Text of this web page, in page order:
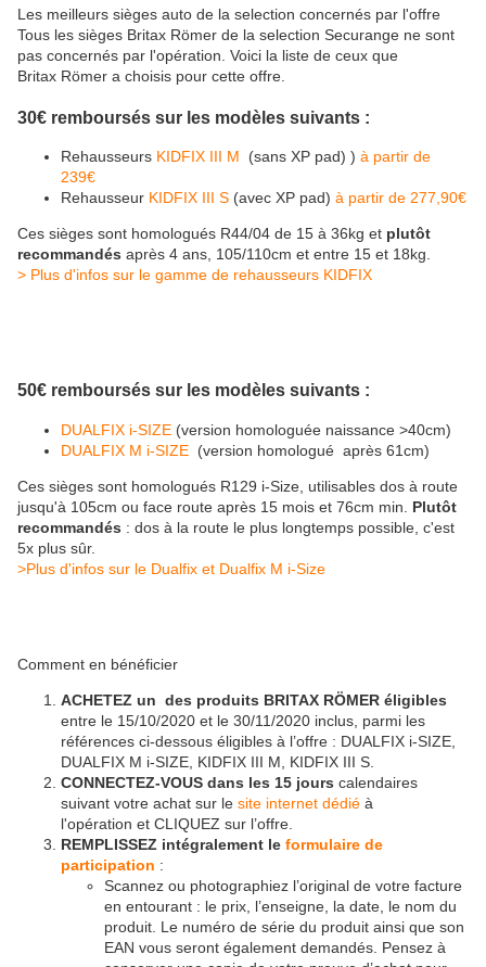
Les meilleurs sièges auto de la selection concernés par l'offre
Tous les sièges Britax Römer de la selection Securange ne sont
pas concernés par l'opération. Voici la liste de ceux que
Britax Römer a choisis pour cette offre.
30€ remboursés sur les modèles suivants :
Rehausseurs KIDFIX III M (sans XP pad) ) à partir de
239€
Rehausseur KIDFIX III S (avec XP pad) à partir de 277,90€
Ces sièges sont homologués R44/04 de 15 à 36kg et plutôt
recommandés après 4 ans, 105/110cm et entre 15 et 18kg.
> Plus d'infos sur le gamme de rehausseurs KIDFIX
50€ remboursés sur les modèles suivants :
DUALFIX i-SIZE (version homologuée naissance >40cm)
DUALFIX M i-SIZE (version homologué après 61cm)
Ces sièges sont homologués R129 i-Size, utilisables dos à route
jusqu'à 105cm ou face route après 15 mois et 76cm min. Plutôt
recommandés : dos à la route le plus longtemps possible, c'est
5x plus sûr.
>Plus d'infos sur le Dualfix et Dualfix M i-Size
Comment en bénéficier
ACHETEZ un des produits BRITAX RÖMER éligibles
entre le 15/10/2020 et le 30/11/2020 inclus, parmi les
références ci-dessous éligibles à l’offre : DUALFIX i-SIZE,
DUALFIX M i-SIZE, KIDFIX III M, KIDFIX III S.
CONNECTEZ-VOUS dans les 15 jours calendaires
suivant votre achat sur le site internet dédié à
l'opération et CLIQUEZ sur l’offre.
REMPLISSEZ intégralement le formulaire de
participation :
Scannez ou photographiez l’original de votre facture
en entourant : le prix, l’enseigne, la date, le nom du
produit. Le numéro de série du produit ainsi que son
EAN vous seront également demandés. Pensez à